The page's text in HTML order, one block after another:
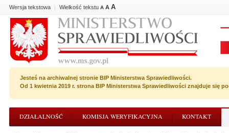
Wersja tekstowa | Wielkość tekstu A A A
Jesteś na archiwalnej stronie BIP Ministerstwa Sprawiedliwości.
Od 1 kwietnia 2019 r. strona BIP Ministerstwa Sprawiedliwości znajduje się
DZIAŁALNOŚĆ KOMISJA WERYFIKACYJNA KONTAKT